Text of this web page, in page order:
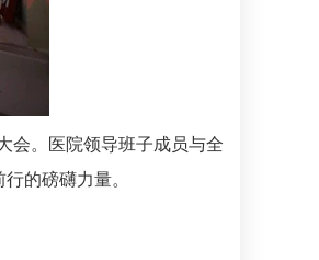
会。医院领导班子成员与全
的磅礴力量。